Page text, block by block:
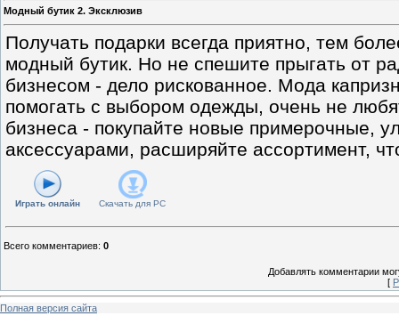
Модный бутик 2. Эксклюзив
Получать подарки всегда приятно, тем
модный бутик. Но не спешите прыгать от
бизнесом - дело рискованное. Мода
помогать с выбором одежды, очень не
бизнеса - покупайте новые примерочные,
аксессуарами, расширяйте ассортимент,
Играть онлайн Скачать для PC
Всего комментариев: 0
Добавлять комментарии
[
Полная версия сайта